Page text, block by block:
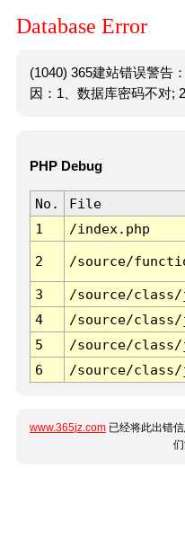
Database Error
(1040) 365建站错误警告
因：1、数据库密码不对;
PHP Debug
No. File
1
/index.php
2 /source/
3 /source/class/
4
/source/class/
5
/source/class/
6
/source/class/
www.365jz.com 已经将此出错